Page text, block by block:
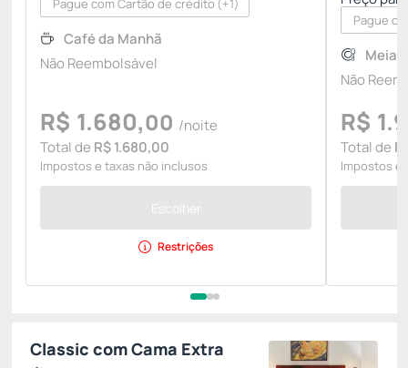
Pague com Cartão de crédito (+1)
Café da Manhã
Não Reembolsável
R$ 1.680,00 /noite
Total de R$ 1.680,00
Impostos e taxas não inclusos
Escolher
Restrições
Pague
Meia
Não
R$
Total de
Impostos e
Classic com Cama Extra